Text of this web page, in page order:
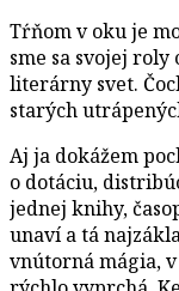
Tŕňom v oku je
sme sa svojej roly
literárny svet.
starých
Aj ja dokážem
o dotáciu,
jednej knihy,
unaví a tá
vnútorná mágia,